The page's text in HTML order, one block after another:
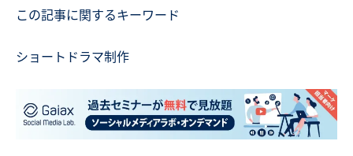
この記事に関するキーワード
ショートドラマ制作